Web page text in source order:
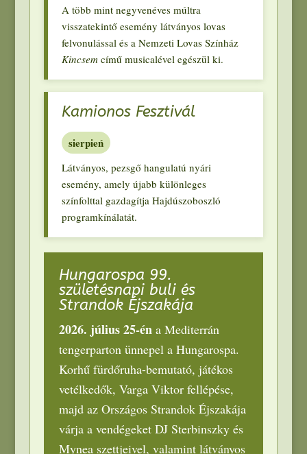
A több mint negyvenéves múltra
visszatekintő esemény látványos lovas
felvonulással és a Nemzeti Lovas Színház
Kincsem című musicalével egészül ki.
Kamionos Fesztivál
sierpień
Látványos, pezsgő hangulatú nyári
esemény, amely újabb különleges
színfolttal gazdagítja Hajdúszoboszló
programkínálatát.
Hungarospa 99.
születésnapi buli és
Strandok Éjszakája
2026. július 25-én a Mediterrán
tengerparton ünnepel a Hungarospa.
Korhű fürdőruha-bemutató, játékos
vetélkedők, Varga Viktor fellépése,
majd az Országos Strandok Éjszakája
várja a vendégeket DJ Sterbinszky és
Mynea szettjeivel, valamint látványos